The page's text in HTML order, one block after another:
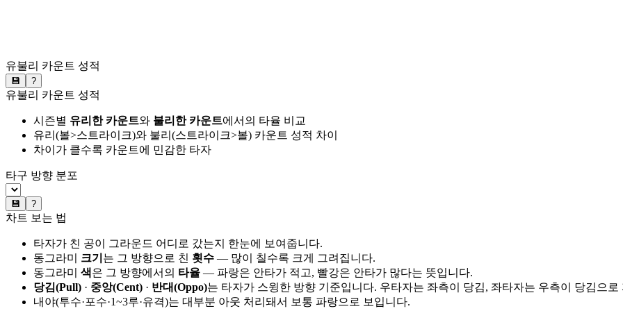
유불리 카운트 성적
💾 ?
유불리 카운트 성적
시즌별 유리한 카운트와 불리한 카운트에서의 타율 비교
유리(볼>스트라이크)와 불리(스트라이크>볼) 카운트 성적 차이
차이가 클수록 카운트에 민감한 타자
타구 방향 분포
💾 ?
차트 보는 법
타자가 친 공이 그라운드 어디로 갔는지 한눈에 보여줍니다.
동그라미 크기 는 그 방향으로 친 횟수 — 많이 칠수록 크게 그려집니다.
동그라미 색은 그 방향에서의 타율 — 파랑은 안타가 적고, 빨강은 안타가 많다는 뜻입니다.
당김(Pull) · 중앙(Cent) · 반대(Oppo)는 타자가 스윙한 방향 기준입니다. 우타자는 좌측이 당김, 좌타자는 우측이 당김으로
내야(투수·포수·1~3루·유격)는 대부분 아웃 처리돼서 보통 파랑으로 보입니다.